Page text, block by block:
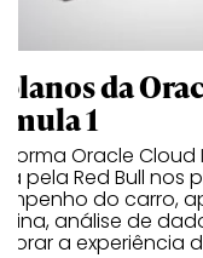
da
1
Oracle Cloud
pela Red Bull nos
do carro,
análise de
a experiência